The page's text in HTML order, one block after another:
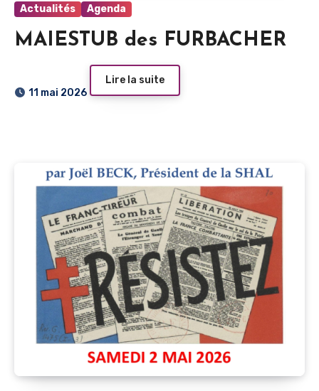
Actualités Agenda
MAIESTUB des FURBACHER
11 mai 2026
Lire la suite